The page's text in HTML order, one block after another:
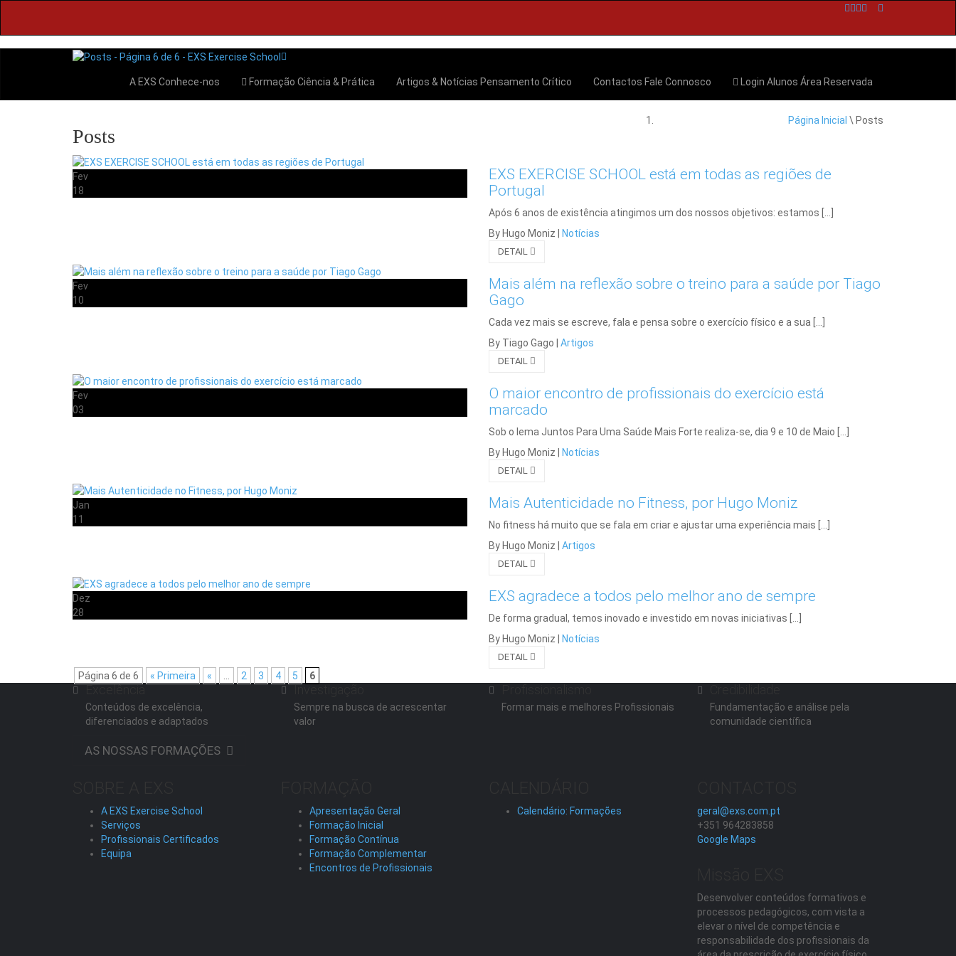
A EXS Conhece-nos Formação Ciência & Prática Artigos & Notícias Pensamento Crítico Contactos Fale Connosco Login Alunos Área Reservada
Posts
Página Inicial \ Posts
Fev
18
EXS EXERCISE SCHOOL está em todas as regiões de
Portugal
Após 6 anos de existência atingimos um dos nossos objetivos: estamos […]
By Hugo Moniz
Notícias
DETAIL
Fev
10
Mais além na reflexão sobre o treino para a saúde por Tiago
Gago
Cada vez mais se escreve, fala e pensa sobre o exercício físico e a sua […]
By Tiago Gago
Artigos
DETAIL
Fev
03
O maior encontro de profissionais do exercício está
marcado
Sob o lema Juntos Para Uma Saúde Mais Forte realiza-se, dia 9 e 10 de Maio […]
By Hugo Moniz
Notícias
DETAIL
Jan
11
Mais Autenticidade no Fitness, por Hugo Moniz
No fitness há muito que se fala em criar e ajustar uma experiência mais […]
By Hugo Moniz
Artigos
DETAIL
Dez
28
EXS agradece a todos pelo melhor ano de sempre
De forma gradual, temos inovado e investido em novas iniciativas […]
By Hugo Moniz
Notícias
DETAIL
Página 6 de 6 « Primeira « ... 2 3 4 5 6
Conteúdos de excelência,
diferenciados e adaptados
Sempre na busca de acrescentar
valor
Formar mais e melhores Profissionais
Fundamentação e análise pela
comunidade científica
AS NOSSAS FORMAÇÕES
A EXS Exercise School
Serviços
Profissionais Certificados
Equipa
Apresentação Geral
Formação Inicial
Formação Contínua
Formação Complementar
Encontros de Profissionais
Calendário: Formações
geral@exs.com.pt
+351 964283858
Google Maps
Desenvolver conteúdos formativos e
processos pedagógicos, com vista a
elevar o nível de competência e
responsabilidade dos profissionais da